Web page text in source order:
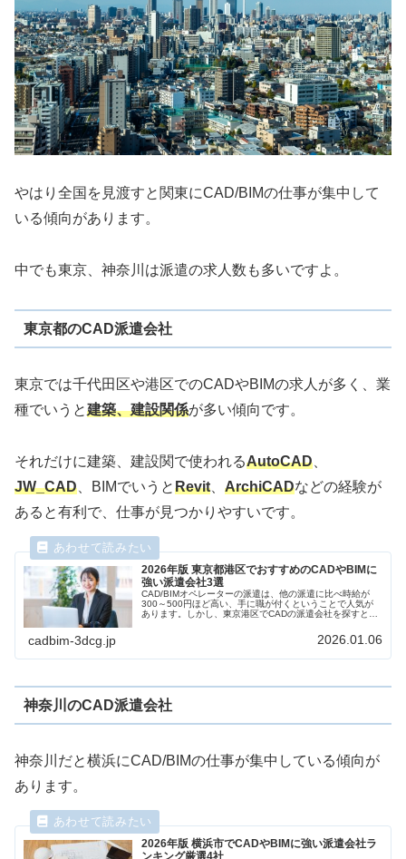
やはり全国を見渡すと関東にCAD/BIMの仕事が集中して
いる傾向があります。
中でも東京、神奈川は派遣の求人数も多いですよ。
東京都のCAD派遣会社
東京では千代田区や港区でのCADやBIMの求人が多く、業
種でいうと建築、建設関係が多い傾向です。
それだけに建築、建設関で使われるAutoCAD
JW_CAD 、BIMでいうとRevit ArchiCADなどの経験が
あると有利で、仕事が見つかりやすいです。
2026年版 東京都港区でおすすめのCADやBIMに
強い派遣会社3選
CAD/BIMオペレーターの派遣は、他の派遣に比べ時給が
300～500円ほど高い、手に職が付くということで人気が
あります。しかし、東京港区でCADの派遣会社を探すと、
いのではないでしょうか？今回はそんな東京港区でCADや
cadbim-3dcg.jp 2026.01.06
神奈川のCAD派遣会社
神奈川だと横浜にCAD/BIMの仕事が集中している傾向が
あります。
2026年版 横浜市でCADやBIMに強い派遣会社ラ